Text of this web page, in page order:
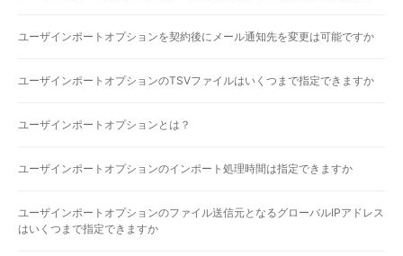
ユーザインポートオプションを契約後にメール通知先を変更は可能ですか
ユーザインポートオプションのTSVファイルはいくつまで指定できますか
ユーザインポートオプションとは？
ユーザインポートオプションのインポート処理時間は指定できますか
ユーザインポートオプションのファイル送信元となるグローバルIPアドレス
はいくつまで指定できますか